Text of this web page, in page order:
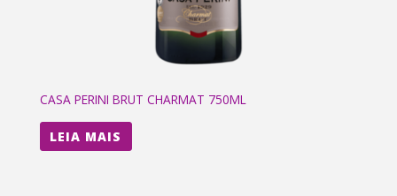
CASA PERINI BRUT CHARMAT 750ML
LEIA MAIS